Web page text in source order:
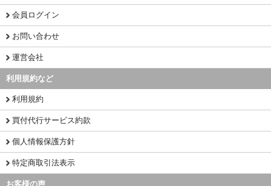
会員ログイン
お問い合わせ
運営会社
利用規約など
利用規約
買付代行サービス約款
個人情報保護方針
特定商取引法表示
お客様の声